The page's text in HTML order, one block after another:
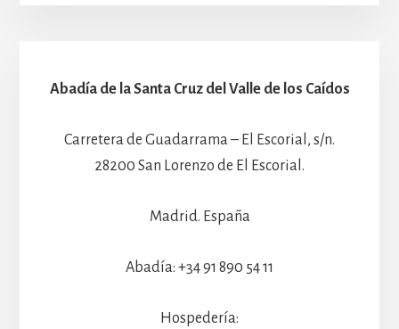
Abadía de la Santa Cruz del Valle de los Caídos
Carretera de Guadarrama – El Escorial, s/n.
28200 San Lorenzo de El Escorial.
Madrid. España
Abadía: +34 91 890 54 11
Hospedería: